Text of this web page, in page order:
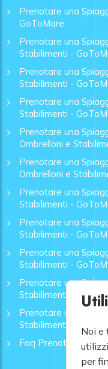
Prenotare una
GoToMare
Prenotare una
Stabilimenti -
Prenotare una
Stabilimenti -
Prenotare una
Stabilimenti -
Prenotare una
Ombrelloni e
Prenotare una
Ombrelloni e
Prenotare una
Stabilimenti -
Prenotare una
Stabilimenti -
Prenotare una
Stabilimenti -
Prenotare una
Stabilimenti -
Prenotare una
Stabilimenti -
Faq Prenotazione
Noi e
per